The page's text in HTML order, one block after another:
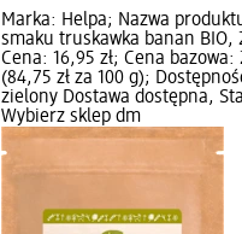
Marka: Helpa; Nazwa
smaku truskawka banan BIO,
Cena: 16,95 zł; Cena bazowa:
(84,75 zł za 100 g);
zielony Dostawa dostępna,
Wybierz sklep dm